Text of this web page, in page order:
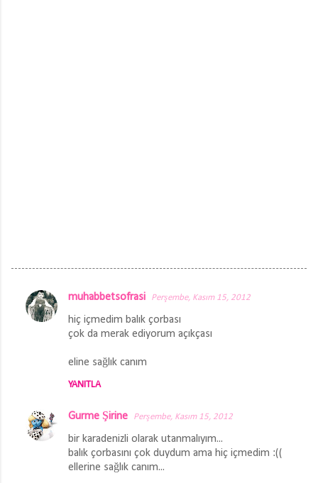
Y
a
muhabbetsofrasi Perşembe, Kasım 15, 2012
hiç içmedim balık çorbası
çok da merak ediyorum açıkçası
eline sağlık canım
YANITLA
Gurme Şirine Perşembe, Kasım 15, 2012
bir karadenizli olarak utanmalıyım...
balık çorbasını çok duydum ama hiç içmedim :((
ellerine sağlık canım...